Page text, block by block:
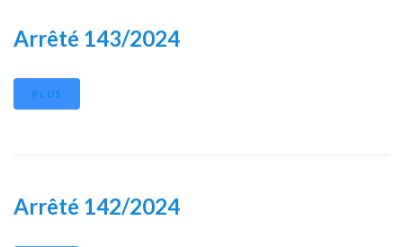
Arrêté 143/2024
PLUS
Arrêté 142/2024